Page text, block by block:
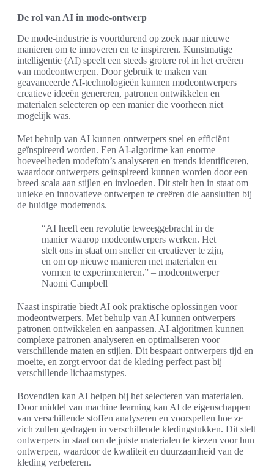
De rol van AI in mode-ontwerp
De mode-industrie is voortdurend op zoek naar nieuwe
manieren om te innoveren en te inspireren. Kunstmatige
intelligentie (AI) speelt een steeds grotere rol in het creëren
van modeontwerpen. Door gebruik te maken van
geavanceerde AI-technologieën kunnen modeontwerpers
creatieve ideeën genereren, patronen ontwikkelen en
materialen selecteren op een manier die voorheen niet
mogelijk was.
Met behulp van AI kunnen ontwerpers snel en efficiënt
geïnspireerd worden. Een AI-algoritme kan enorme
hoeveelheden modefoto’s analyseren en trends identificeren,
waardoor ontwerpers geïnspireerd kunnen worden door een
breed scala aan stijlen en invloeden. Dit stelt hen in staat om
unieke en innovatieve ontwerpen te creëren die aansluiten bij
de huidige modetrends.
“AI heeft een revolutie teweeggebracht in de
manier waarop modeontwerpers werken. Het
stelt ons in staat om sneller en creatiever te zijn,
en om op nieuwe manieren met materialen en
vormen te experimenteren.” – modeontwerper
Naomi Campbell
Naast inspiratie biedt AI ook praktische oplossingen voor
modeontwerpers. Met behulp van AI kunnen ontwerpers
patronen ontwikkelen en aanpassen. AI-algoritmen kunnen
complexe patronen analyseren en optimaliseren voor
verschillende maten en stijlen. Dit bespaart ontwerpers tijd en
moeite, en zorgt ervoor dat de kleding perfect past bij
verschillende lichaamstypes.
Bovendien kan AI helpen bij het selecteren van materialen.
Door middel van machine learning kan AI de eigenschappen
van verschillende stoffen analyseren en voorspellen hoe ze
zich zullen gedragen in verschillende kledingstukken. Dit stelt
ontwerpers in staat om de juiste materialen te kiezen voor hun
ontwerpen, waardoor de kwaliteit en duurzaamheid van de
kleding verbeteren.